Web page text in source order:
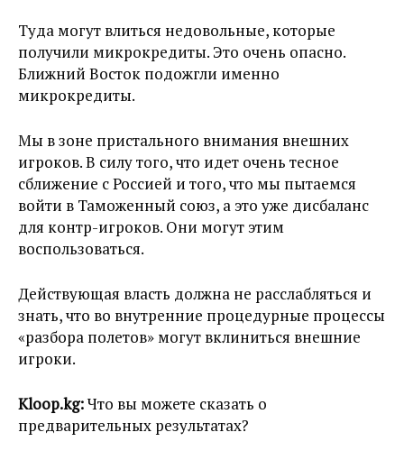
Туда могут влиться недовольные, которые
получили микрокредиты. Это очень опасно.
Ближний Восток подожгли именно
микрокредиты.
Мы в зоне пристального внимания внешних
игроков. В силу того, что идет очень тесное
сближение с Россией и того, что мы пытаемся
войти в Таможенный союз, а это уже дисбаланс
для контр-игроков. Они могут этим
воспользоваться.
Действующая власть должна не расслабляться и
знать, что во внутренние процедурные процессы
«разбора полетов» могут вклиниться внешние
игроки.
Kloop.kg:Что вы можете сказать о
предварительных результатах?